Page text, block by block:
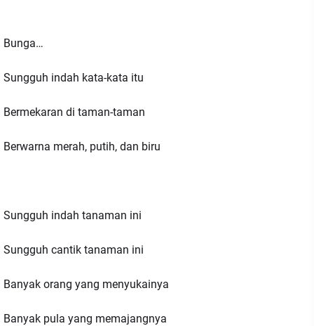
Bunga…
Sungguh indah kata-kata itu
Bermekaran di taman-taman
Berwarna merah, putih, dan biru
Sungguh indah tanaman ini
Sungguh cantik tanaman ini
Banyak orang yang menyukainya
Banyak pula yang memajangnya